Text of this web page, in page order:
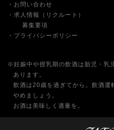
お問い合わせ
求人情報（リクルート）
募集要項
プライバシーポリシー
※妊娠中や授乳期の飲酒は胎児・乳
あります。
飲酒は20歳を過ぎてから。飲酒運
やめましょう。
お酒は美味しく適量を。